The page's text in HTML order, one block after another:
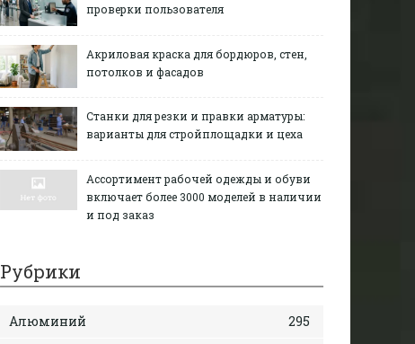
проверки пользователя
Акриловая краска для бордюров, стен,
потолков и фасадов
Станки для резки и правки арматуры:
варианты для стройплощадки и цеха
Ассортимент рабочей одежды и обуви
включает более 3000 моделей в наличии
и под заказ
Рубрики
Алюминий
295